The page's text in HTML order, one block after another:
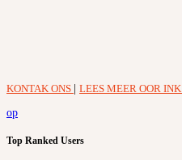
KONTAK ONS LEES MEER OOR INK
op
Top Ranked Users